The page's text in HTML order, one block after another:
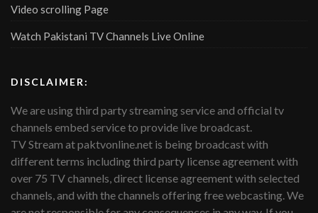
Video scrolling Page
Watch Pakistani TV Channels Live Online
DISCLAIMER:
We are using third party streaming service and official tv
channels embed service to provide live broadcast.
TV Stream at paktvonline.net is being broadcast with
different terms including third party license agreement with
over 75 TV channels, direct license agreement with selected
channels, and with the channels offering free webcasting. We